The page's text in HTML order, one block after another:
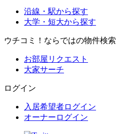
沿線・駅から探す
大学・短大から探す
ウチコミ！ならではの物件検索
お部屋リクエスト
大家サーチ
ログイン
入居希望者ログイン
オーナーログイン